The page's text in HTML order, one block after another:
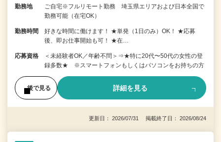
勤務地
ご自宅※フルリモート勤務 埼玉県エリアおよび日本全国で
勤務可能（在宅OK）
勤務時間
好きな時間に働けます！ ★単発（1日のみ）OK！ ★応募
後、即お仕事開始も可！ ★在…
応募資格
＜未経験者OK／年齢不問＞⇒★特に20代〜50代の女性の登
録多数★ ※スマートフォンもしくはパソコンをお持ちの方
後で見る 詳細を見る
更新日： 2026/07/31 掲載終了日： 2026/08/24